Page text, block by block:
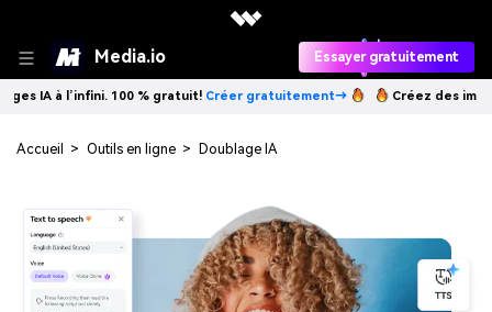
Media.io Essayer gratuitement
100 % gratuit!Créer gratuitement→ Créez des images IA à
Accueil > Outils en ligne > Doublage IA